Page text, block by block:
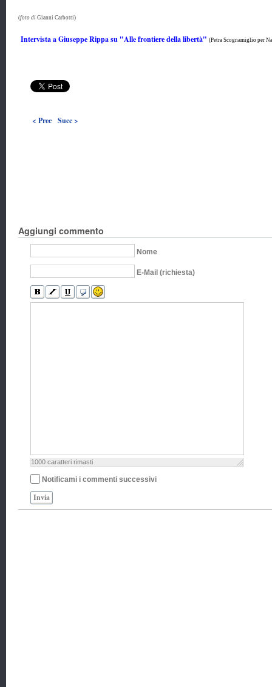
(foto di Gianni Carbotti)
Intervista a Giuseppe Rippa su "Alle frontiere della libertà" (Petra Scognamiglio per
< Prec Succ >
Aggiungi commento
Nome
E-Mail (richiesta)
1000 caratteri rimasti
Notificami i commenti successivi
Invia